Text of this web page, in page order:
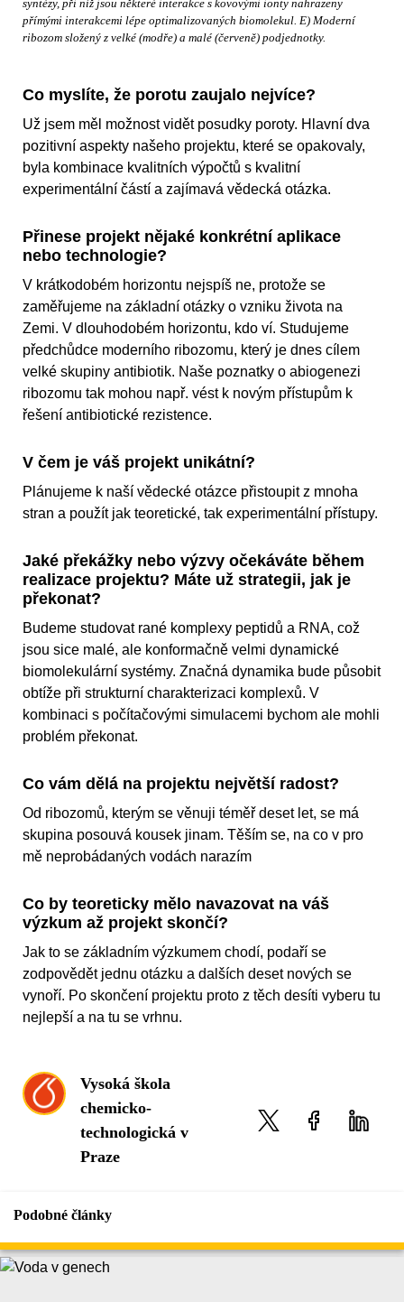
syntézy, při níž jsou některé interakce s kovovými ionty nahrazeny
přímými interakcemi lépe optimalizovaných biomolekul. E) Moderní
ribozom složený z velké (modře) a malé (červeně) podjednotky.
Co myslíte, že porotu zaujalo nejvíce?
Už jsem měl možnost vidět posudky poroty. Hlavní dva
pozitivní aspekty našeho projektu, které se opakovaly,
byla kombinace kvalitních výpočtů s kvalitní
experimentální částí a zajímavá vědecká otázka.
Přinese projekt nějaké konkrétní aplikace
nebo technologie?
V krátkodobém horizontu nejspíš ne, protože se
zaměřujeme na základní otázky o vzniku života na
Zemi. V dlouhodobém horizontu, kdo ví. Studujeme
předchůdce moderního ribozomu, který je dnes cílem
velké skupiny antibiotik. Naše poznatky o abiogenezi
ribozomu tak mohou např. vést k novým přístupům k
řešení antibiotické rezistence.
V čem je váš projekt unikátní?
Plánujeme k naší vědecké otázce přistoupit z mnoha
stran a použít jak teoretické, tak experimentální přístupy.
Jaké překážky nebo výzvy očekáváte během
realizace projektu? Máte už strategii, jak je
překonat?
Budeme studovat rané komplexy peptidů a RNA, což
jsou sice malé, ale konformačně velmi dynamické
biomolekulární systémy. Značná dynamika bude působit
obtíže při strukturní charakterizaci komplexů. V
kombinaci s počítačovými simulacemi bychom ale mohli
problém překonat.
Co vám dělá na projektu největší radost?
Od ribozomů, kterým se věnuji téměř deset let, se má
skupina posouvá kousek jinam. Těším se, na co v pro
mě neprobádaných vodách narazím
Co by teoreticky mělo navazovat na váš
výzkum až projekt skončí?
Jak to se základním výzkumem chodí, podaří se
zodpovědět jednu otázku a dalších deset nových se
vynoří. Po skončení projektu proto z těch desíti vyberu tu
nejlepší a na tu se vrhnu.
Vysoká škola
chemicko-
technologická v
Praze
Podobné články